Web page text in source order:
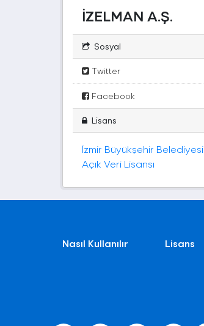
İZELMAN A.Ş.
Sosyal
Twitter
Facebook
Lisans
İzmir Büyükşehir Belediyesi
Açık Veri Lisansı
Nasıl Kullanılır Lisans